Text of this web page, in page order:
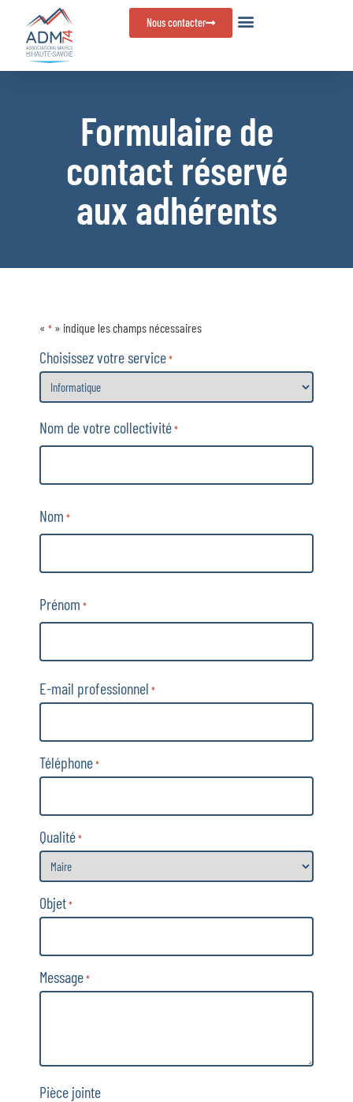
Nous contacter
Formulaire de
contact réservé
aux adhérents
« * » indique les champs nécessaires
Choisissez votre service *
Nom de votre collectivité *
Nom *
Prénom *
E-mail professionnel *
Téléphone *
Qualité *
Objet *
Message *
Pièce jointe
Panneau de gestion des cookies